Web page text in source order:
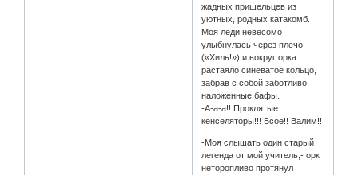
жадных пришельцев из
уютных, родных катакомб.
Моя леди невесомо
улыбнулась через плечо
(«Хиль!») и вокруг орка
растаяло синеватое кольцо,
забрав с собой заботливо
наложенные бафы.
-А-а-а!! Проклятые
кенселяторы!!! Бсое!! Валим!!
-Моя слышать один старый
легенда от мой учитель,- орк
неторопливо протянул